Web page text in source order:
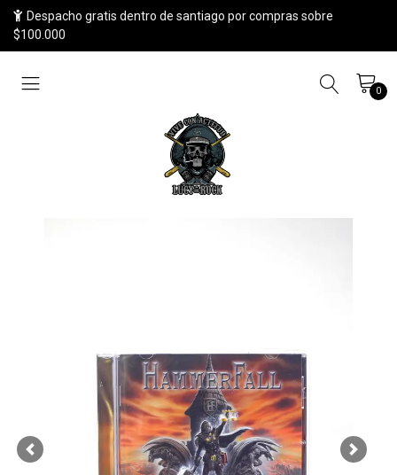
Despacho gratis dentro de santiago por compras sobre
$100.000
0
Previous Next